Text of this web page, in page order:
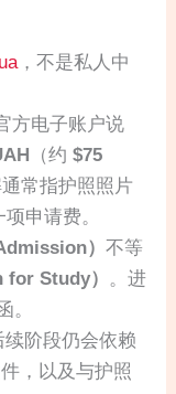
，不是私人中
方电子账户说
（约$75
通常指护照照片
项申请费。
）不等
Study） 。进
。
阶段仍会依赖
，以及与护照